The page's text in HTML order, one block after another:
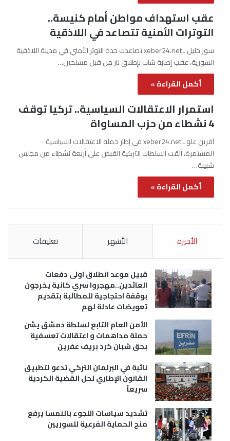
عقب استهداف مواطن أمام كنيسة..
التوترات الأمنية تتصاعد في اللاذقية
سوز خليل ـ xeber24.net تصاعدت حدة التوتر الأمني في مدينة اللاذقية
السورية، عقب إصابة شاب بإطلاق نار من قبل مسلحين…
أكمل القراءة »
استمرار الاعتقالات السياسية.. تركيا توقف
4 نشطاء من حزب المساواة
آفرين علو ـ xeber24.net في إطار حملة الاعتقالات السياسية
المستمرة، ألقت السلطات التركية القبض على أربعة نشطاء من مجلس
شبيبة…
أكمل القراءة »
الأخيرة الأشهر تعليقات
قبيل موعد انطلاق اولى دفعات
العائدين..مهجروا سري كانية يخرجون
بوقفة احتجاجية للمطالبة بتقديم
تعويضات عادلة لهم
الأمن العام التابع لسلطة دمشق يشن
حملة مداهمات و اعتقالات تعسفية
بحق شبان كرد بريف عفرين
نائبة في البرلمان التركي تدعو لتطبيق
القانون الإطاري لحل القضية الكردية
سريعاً
تشديد سياسات اللجوء بالنمسا يرفع
منح الحماية الفرعية للسوريين